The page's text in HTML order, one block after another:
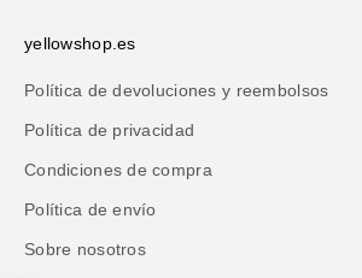
yellowshop.es
Política de devoluciones y reembolsos
Política de privacidad
Condiciones de compra
Política de envío
Sobre nosotros